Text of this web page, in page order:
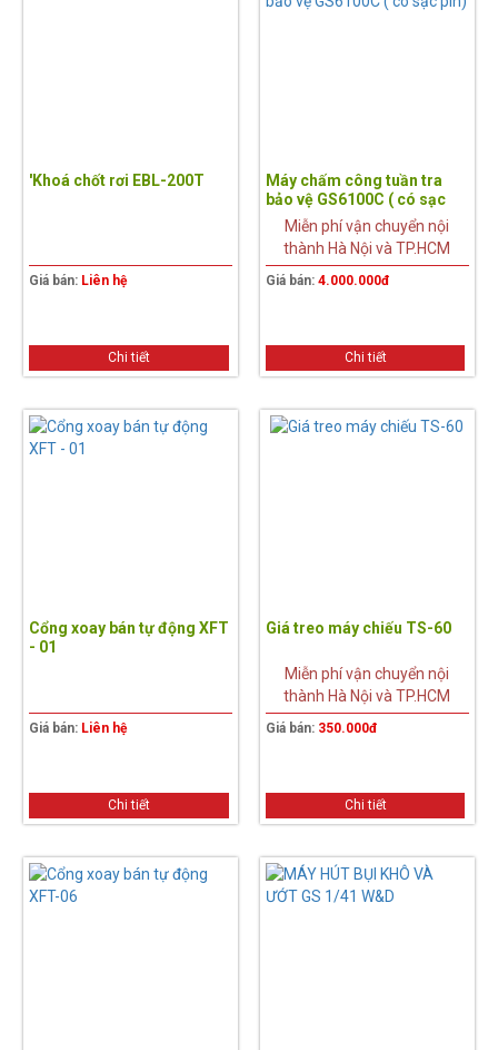
'Khoá chốt rơi EBL-200T
Giá bán: Liên hệ
Chi tiết
Máy chấm công tuần tra
bảo vệ GS6100C ( có sạc
pin)Miễn phí vận chuyển nội
thành Hà Nội và TP.HCM
Giá bán: 4.000.000đ
Chi tiết
Cổng xoay bán tự động XFT
- 01
Giá bán: Liên hệ
Chi tiết
Giá treo máy chiếu TS-60
Miễn phí vận chuyển nội
thành Hà Nội và TP.HCM
Giá bán: 350.000đ
Chi tiết